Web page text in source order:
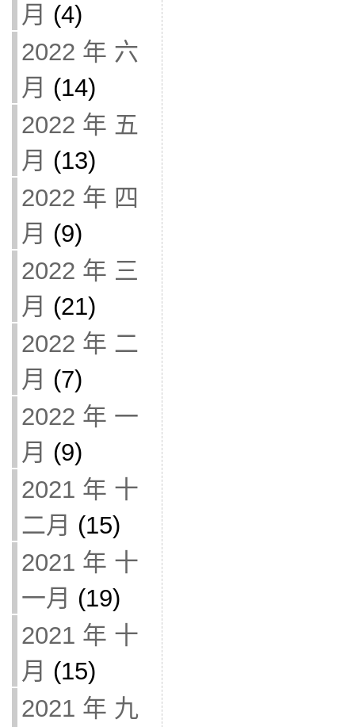
月 (4)
2022 年 六
月 (14)
2022 年 五
月 (13)
2022 年 四
月 (9)
2022 年 三
月 (21)
2022 年 二
月 (7)
2022 年 一
月 (9)
2021 年 十
二月 (15)
2021 年 十
一月 (19)
2021 年 十
月 (15)
2021 年 九